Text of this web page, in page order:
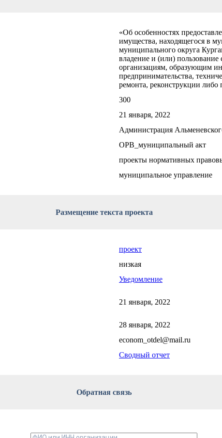
«Об особенностях
имущества, находящегося в
муниципального округа
владение и (или) пользование
организациям, образующим
предпринимательства,
ремонта, реконструкции либо
300
21 января, 2022
Администрация
ОРВ_муниципальный акт
проекты нормативных
муниципальное управление
Размещение текста проекта
проект
низкая
Уведомление
21 января, 2022
28 января, 2022
econom_otdel@mail.ru
Сводный отчет
Обратная связь